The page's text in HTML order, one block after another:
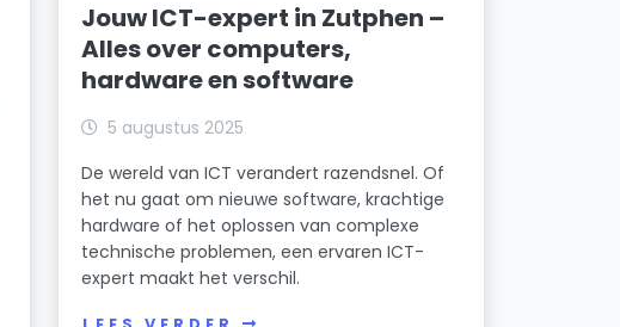
Jouw ICT-expert in Zutphen –
Alles over computers,
hardware en software
5 augustus 2025
De wereld van ICT verandert razendsnel. Of
het nu gaat om nieuwe software, krachtige
hardware of het oplossen van complexe
technische problemen, een ervaren ICT-
expert maakt het verschil.